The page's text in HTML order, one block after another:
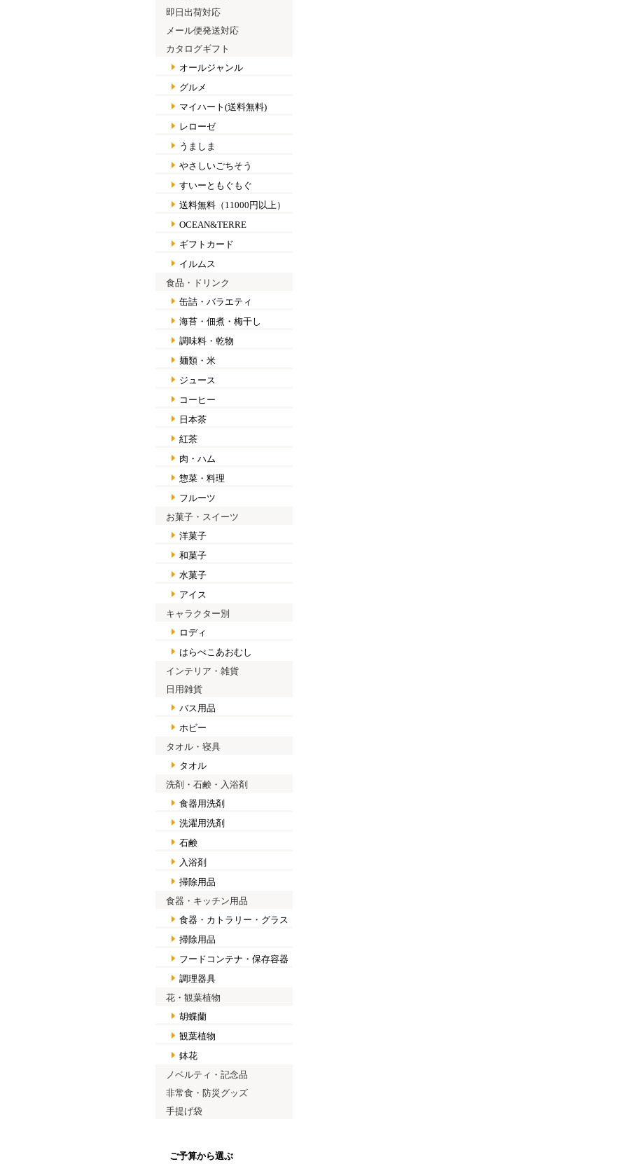
即日出荷対応
メール便発送対応
カタログギフト
オールジャンル
グルメ
マイハート(送料無料)
レローゼ
うましま
やさしいごちそう
すいーともぐもぐ
送料無料（11000円以上）
OCEAN&TERRE
ギフトカード
イルムス
食品・ドリンク
缶詰・バラエティ
海苔・佃煮・梅干し
調味料・乾物
麺類・米
ジュース
コーヒー
日本茶
紅茶
肉・ハム
惣菜・料理
フルーツ
お菓子・スイーツ
洋菓子
和菓子
水菓子
アイス
キャラクター別
ロディ
はらぺこあおむし
インテリア・雑貨
日用雑貨
バス用品
ホビー
タオル・寝具
タオル
洗剤・石鹸・入浴剤
食器用洗剤
洗濯用洗剤
石鹸
入浴剤
掃除用品
食器・キッチン用品
食器・カトラリー・グラス
掃除用品
フードコンテナ・保存容器
調理器具
花・観葉植物
胡蝶蘭
観葉植物
鉢花
ノベルティ・記念品
非常食・防災グッズ
手提げ袋
ご予算から選ぶ